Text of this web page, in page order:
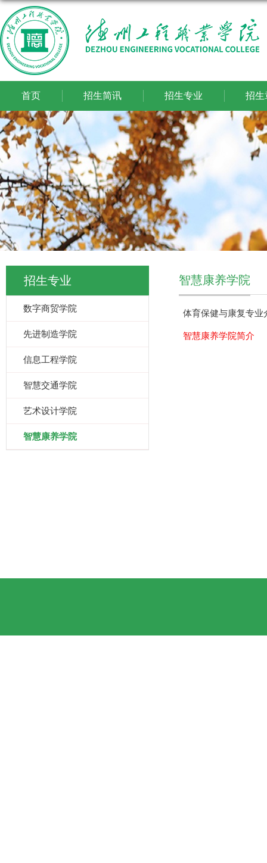
首页 招生简讯 招生专业 招生
招生专业
数字商贸学院
先进制造学院
信息工程学院
智慧交通学院
艺术设计学院
智慧康养学院
智慧康养学院
体育保健与康复专业
智慧康养学院简介